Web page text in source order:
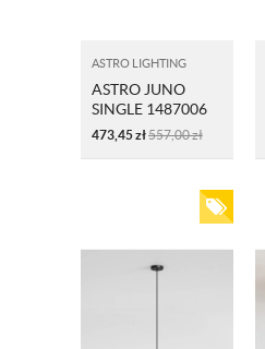
ASTRO LIGHTING
ASTRO JUNO
SINGLE 1487006
MATOWY
473,45zł557,00zł